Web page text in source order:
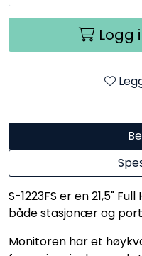
Logg
S-1223FS er en 21,5"
både stasjonær og
Monitoren har et